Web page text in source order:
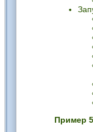
Пример